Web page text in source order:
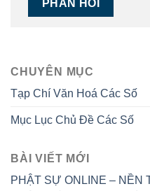
CHUYÊN MỤC
Tạp Chí Văn Hoá Các Số
Mục Lục Chủ Đề Các Số
BÀI VIẾT MỚI
PHẬT SỰ ONLINE – NỀN